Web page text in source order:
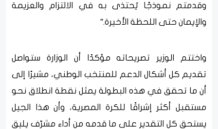
وقدمتم نموذجًا يُحتذى به في الالتزام والعزيمة
والإيمان حتى اللحظة الأخيرة.”
واختتم الوزير تصريحاته مؤكدًا أن الوزارة ستواصل
تقديم كل أشكال الدعم للمنتخب الوطني، مشيرًا إلى
أن ما تحقق في هذه البطولة يمثل نقطة انطلاق نحو
مستقبل أكثر إشراقًا للكرة المصرية، وأن هذا الجيل
يستحق كل التقدير على ما قدمه من أداء مشرّف يليق